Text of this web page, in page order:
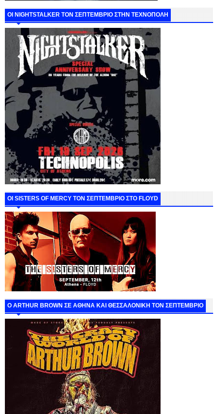
ΟΙ NIGHTSTALKER ΤΟΝ ΣΕΠΤΕΜΒΡΙΟ ΣΤΗΝ ΤΕΧΝΟΠΟΛΗ
ΟΙ SISTERS OF MERCY ΤΟΝ ΣΕΠΤΕΜΒΡΙΟ ΣΤΟ FLOYD
O ARTHUR BROWN ΣΕ ΑΘΗΝΑ ΚΑΙ ΘΕΣΣΑΛΟΝΙΚΗ ΤΟΝ ΣΕΠΤΕΜΒΡΙΟ